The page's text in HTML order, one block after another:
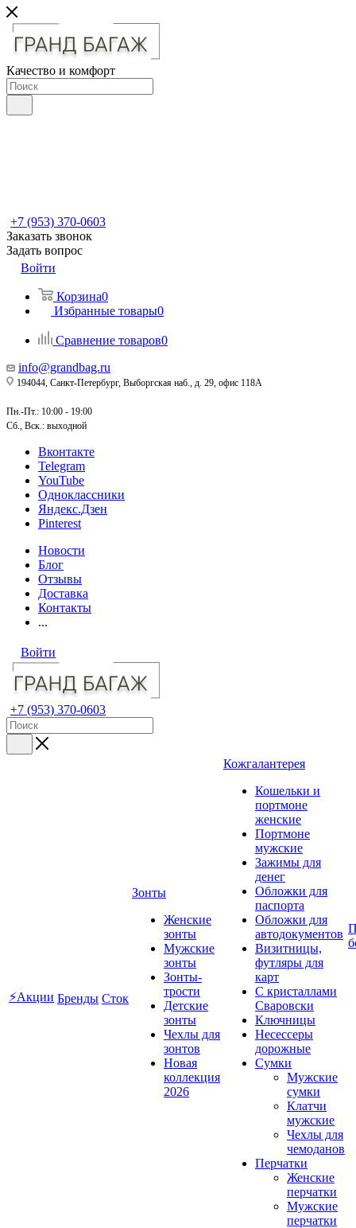
Качество и комфорт
+7 (953) 370-0603
Заказать звонок
Задать вопрос
Войти
Корзина0
Избранные товары0
Сравнение товаров0
info@grandbag.ru
194044, Санкт-Петербург, Выборгская наб., д. 29, офис 118А
Пн.-Пт.: 10:00 - 19:00
Сб., Вск.: выходной
Вконтакте
Telegram
YouTube
Одноклассники
Яндекс.Дзен
Pinterest
Новости
Блог
Отзывы
Доставка
Контакты
...
Войти
+7 (953) 370-0603
⚡Акции Бренды Сток
Зонты
Женские
зонты
Мужские
зонты
Зонты-
трости
Детские
зонты
Чехлы для
зонтов
Новая
коллекция
2026
Кожгалантерея
Кошельки и
портмоне
женские
Портмоне
мужские
Зажимы для
денег
Обложки для
паспорта
Обложки для
автодокументов
Визитницы,
футляры для
карт
C кристаллами
Сваровски
Ключницы
Несессеры
дорожные
Сумки
Мужские
сумки
Клатчи
мужские
Чехлы для
чемоданов
Перчатки
Женские
перчатки
Мужские
перчатки